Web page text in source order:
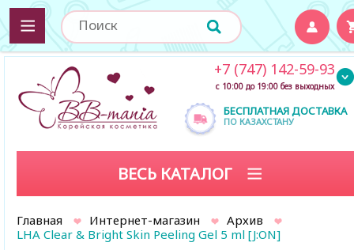
БЕСПЛАТНАЯ ДОСТАВКА
ПО КАЗАХСТАНУ
+7 (747) 142-59-93
с 10:00 до 19:00 без выходных
ВЕСЬ КАТАЛОГ
Главная Интернет-магазин
Архив
LHA Clear & Bright Skin Peeling Gel 5 ml [J:ON]